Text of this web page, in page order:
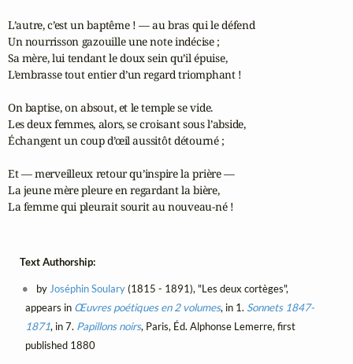
L’autre, c’est un baptême ! — au bras qui le défend
Un nourrisson gazouille une note indécise ;
Sa mère, lui tendant le doux sein qu’il épuise,
L’embrasse tout entier d’un regard triomphant !
On baptise, on absout, et le temple se vide.
Les deux femmes, alors, se croisant sous l’abside,
Échangent un coup d’œil aussitôt détourné ;
Et — merveilleux retour qu’inspire la prière —
La jeune mère pleure en regardant la bière,
La femme qui pleurait sourit au nouveau-né !
Text Authorship:
by Joséphin Soulary(1815 - 1891), "Les deux cortèges",
appears in Œuvres poétiques en 2 volumes, in 1. Sonnets 1847-
1871, in 7. Papillons noirs, Paris, Éd. Alphonse Lemerre, first
published 1880